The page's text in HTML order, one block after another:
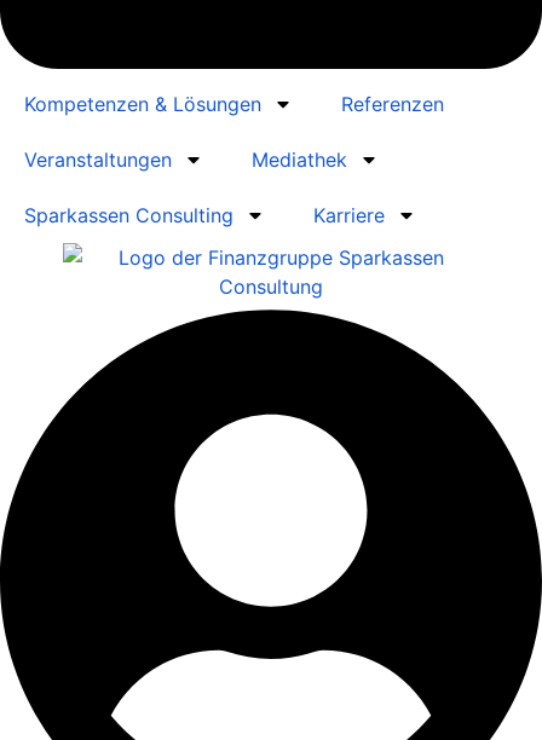
Kompetenzen & Lösungen Referenzen
Veranstaltungen Mediathek
Sparkassen Consulting Karriere